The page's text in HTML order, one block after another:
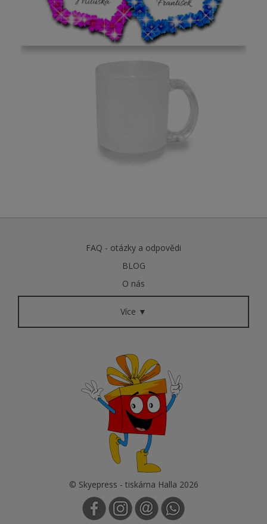
FAQ - otázky a odpovědi
BLOG
O nás
Více ▼
© Skyepress - tiskárna Halla 2026